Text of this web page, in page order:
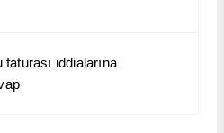
iddialarına